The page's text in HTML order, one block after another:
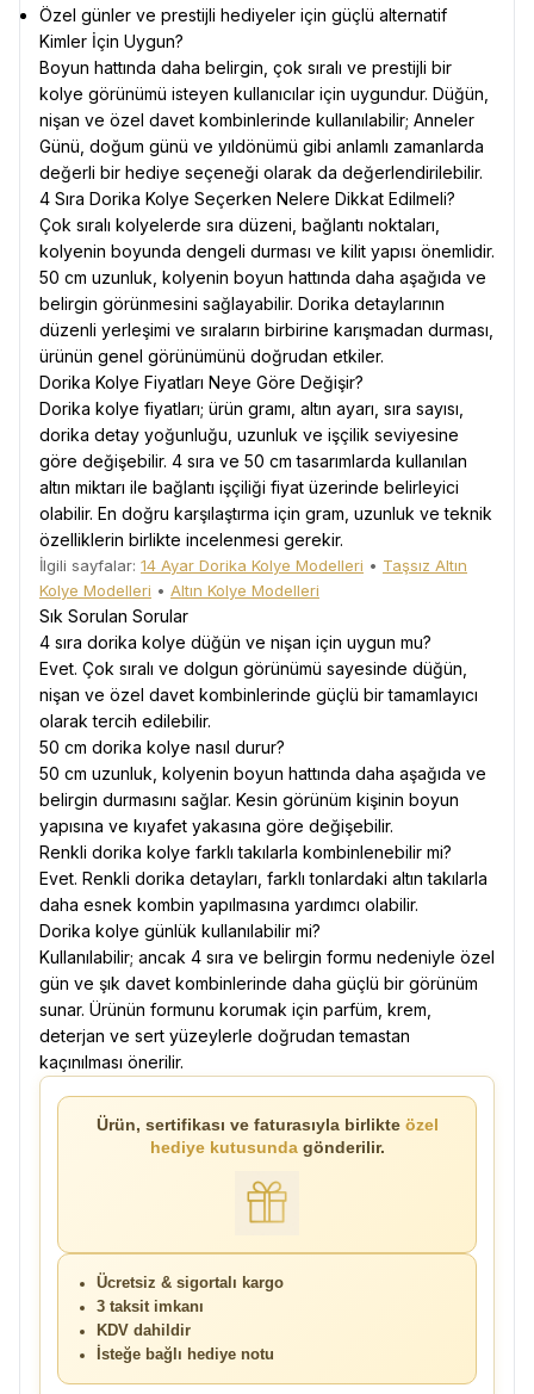
Özel günler ve prestijli hediyeler için güçlü alternatif
Kimler İçin Uygun?
Boyun hattında daha belirgin, çok sıralı ve prestijli bir
kolye görünümü isteyen kullanıcılar için uygundur. Düğün,
nişan ve özel davet kombinlerinde kullanılabilir; Anneler
Günü, doğum günü ve yıldönümü gibi anlamlı zamanlarda
değerli bir hediye seçeneği olarak da değerlendirilebilir.
4 Sıra Dorika Kolye Seçerken Nelere Dikkat Edilmeli?
Çok sıralı kolyelerde sıra düzeni, bağlantı noktaları,
kolyenin boyunda dengeli durması ve kilit yapısı önemlidir.
50 cm uzunluk, kolyenin boyun hattında daha aşağıda ve
belirgin görünmesini sağlayabilir. Dorika detaylarının
düzenli yerleşimi ve sıraların birbirine karışmadan durması,
ürünün genel görünümünü doğrudan etkiler.
Dorika Kolye Fiyatları Neye Göre Değişir?
Dorika kolye fiyatları; ürün gramı, altın ayarı, sıra sayısı,
dorika detay yoğunluğu, uzunluk ve işçilik seviyesine
göre değişebilir. 4 sıra ve 50 cm tasarımlarda kullanılan
altın miktarı ile bağlantı işçiliği fiyat üzerinde belirleyici
olabilir. En doğru karşılaştırma için gram, uzunluk ve teknik
özelliklerin birlikte incelenmesi gerekir.
İlgili sayfalar: 14 Ayar Dorika Kolye Modelleri • Taşsız Altın
Kolye Modelleri • Altın Kolye Modelleri
Sık Sorulan Sorular
4 sıra dorika kolye düğün ve nişan için uygun mu?
Evet. Çok sıralı ve dolgun görünümü sayesinde düğün,
nişan ve özel davet kombinlerinde güçlü bir tamamlayıcı
olarak tercih edilebilir.
50 cm dorika kolye nasıl durur?
50 cm uzunluk, kolyenin boyun hattında daha aşağıda ve
belirgin durmasını sağlar. Kesin görünüm kişinin boyun
yapısına ve kıyafet yakasına göre değişebilir.
Renkli dorika kolye farklı takılarla kombinlenebilir mi?
Evet. Renkli dorika detayları, farklı tonlardaki altın takılarla
daha esnek kombin yapılmasına yardımcı olabilir.
Dorika kolye günlük kullanılabilir mi?
Kullanılabilir; ancak 4 sıra ve belirgin formu nedeniyle özel
gün ve şık davet kombinlerinde daha güçlü bir görünüm
sunar. Ürünün formunu korumak için parfüm, krem,
deterjan ve sert yüzeylerle doğrudan temastan
kaçınılması önerilir.
Ürün, sertifikası ve faturasıyla birlikte özel
hediye kutusundagönderilir.
Ücretsiz & sigortalı kargo
3 taksit imkanı
KDV dahildir
İsteğe bağlı hediye notu